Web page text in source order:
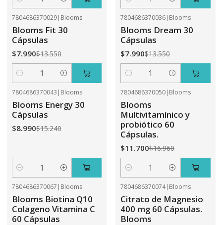
Cantidad Cantidad
7804686370029| Blooms
Blooms Fit 30
Cápsulas
$7.990$13.550
Cantidad
7804686370036| Blooms
Blooms Dream 30
Cápsulas
$7.990$13.550
Cantidad
7804686370043 | Blooms
Blooms Energy 30
Cápsulas
$8.990$15.240
Cantidad
7804686370050| Blooms
Blooms
Multivitamínico y
probiótico 60
Cápsulas.
$11.700$16.960
Cantidad
7804686370067 | Blooms
Blooms Biotina Q10
Colageno Vitamina C
60 Cápsulas
7804686370074| Blooms
Citrato de Magnesio
400 mg 60 Cápsulas.
Blooms